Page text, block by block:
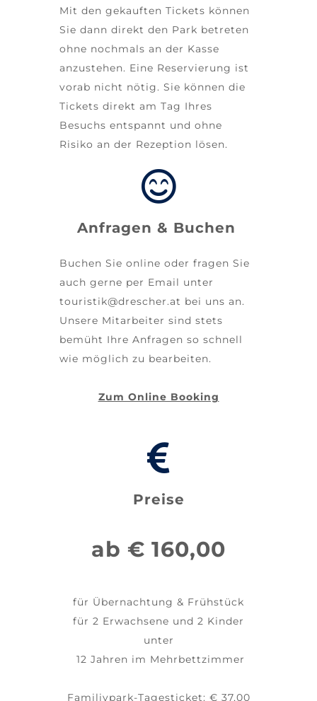
Mit den gekauften Tickets können
Sie dann direkt den Park betreten
ohne nochmals an der Kasse
anzustehen. Eine Reservierung ist
vorab nicht nötig. Sie können die
Tickets direkt am Tag Ihres
Besuchs entspannt und ohne
Risiko an der Rezeption lösen.
Anfragen & Buchen
Buchen Sie online oder fragen Sie
auch gerne per Email unter
touristik@drescher.at bei uns an.
Unsere Mitarbeiter sind stets
bemüht Ihre Anfragen so schnell
wie möglich zu bearbeiten.
Zum Online Booking
Preise
ab € 160,00
für Übernachtung & Frühstück
für 2 Erwachsene und 2 Kinder
unter
12 Jahren im Mehrbettzimmer
Familiypark-Tagesticket: € 37,00